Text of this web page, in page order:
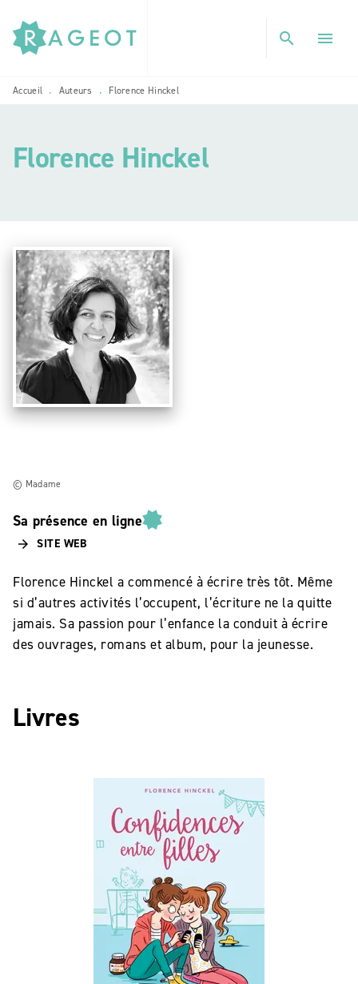
MENU RECHERCHE
PIED DE PAGE
search menu
Accueil • Auteurs • Florence Hinckel
Florence Hinckel
Florence Hinckel a commencé à écrire très tôt. Même
si d’autres activités l’occupent, l’écriture ne la quitte
jamais. Sa passion pour l’enfance la conduit à écrire
des ouvrages, romans et album, pour la jeunesse.
© Madame
Sa présence en ligne
arrow_forward SITE WEB
Livres